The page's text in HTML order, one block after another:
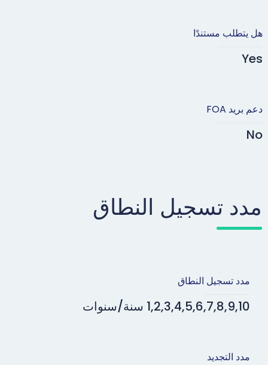
هل يتطلب مستندًا
Yes
دعم بريد FOA
No
مدد تسجيل النطاق
مدد تسجيل النطاق
1,2,3,4,5,6,7,8,9,10 سنة/سنوات
مدد التجديد